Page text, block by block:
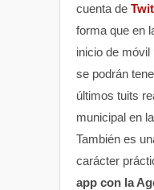
cuenta de
forma que en
inicio de móvil
se podrán
últimos tuits
municipal en
También es
carácter
app con la